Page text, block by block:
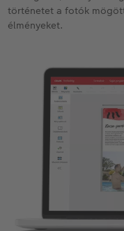
történetet a fotók
élményeket.